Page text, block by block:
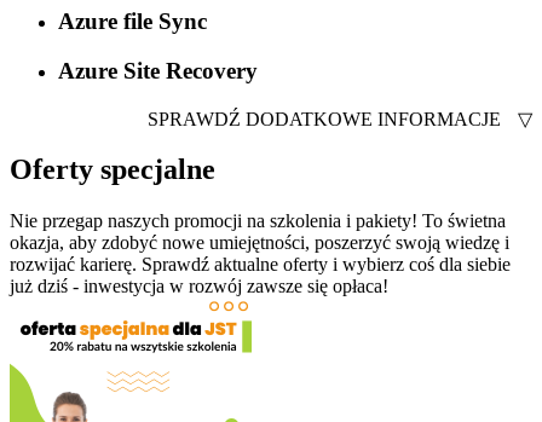
Azure file Sync
Azure Site Recovery
SPRAWDŹ DODATKOWE INFORMACJE ▽
Oferty specjalne
Nie przegap naszych promocji na szkolenia i pakiety! To świetna
okazja, aby zdobyć nowe umiejętności, poszerzyć swoją wiedzę i
rozwijać karierę. Sprawdź aktualne oferty i wybierz coś dla siebie
już dziś - inwestycja w rozwój zawsze się opłaca!